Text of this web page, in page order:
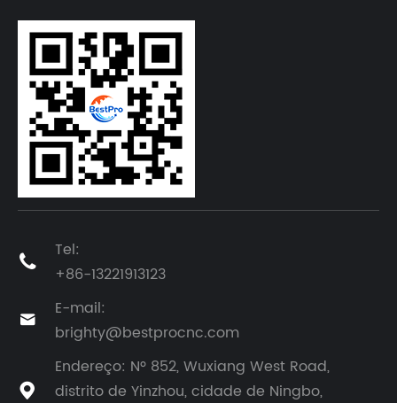

Tel:
+86-13221913123

E-mail:
brighty@bestprocnc.com

Endereço: Nº 852, Wuxiang West Road,
distrito de Yinzhou, cidade de Ningbo,